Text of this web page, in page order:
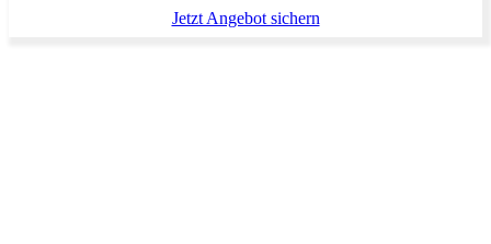
Jetzt Angebot sichern